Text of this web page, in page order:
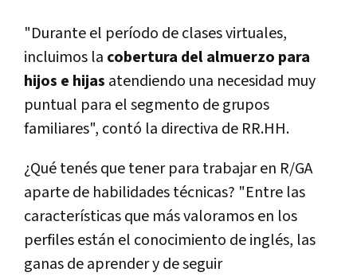
"Durante el período de clases virtuales,
incluimos la cobertura del almuerzo para
hijos e hijas atendiendo una necesidad muy
puntual para el segmento de grupos
familiares", contó la directiva de RR.HH.
¿Qué tenés que tener para trabajar en R/GA
aparte de habilidades técnicas? "Entre las
características que más valoramos en los
perfiles están el conocimiento de inglés, las
ganas de aprender y de seguir